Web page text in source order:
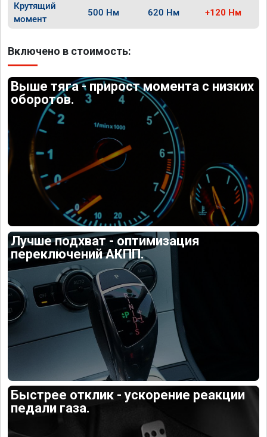
Крутящий
момент
500 Нм 620 Нм +120 Нм
Включено в стоимость:
Выше тяга - прирост момента с низких
оборотов.
Лучше подхват - оптимизация
переключений АКПП.
Быстрее отклик - ускорение реакции
педали газа.